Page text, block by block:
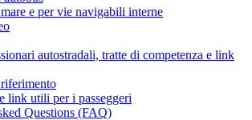
e per vie navigabili interne
autostradali, tratte di competenza e link
link utili per i passeggeri
Questions (FAQ)